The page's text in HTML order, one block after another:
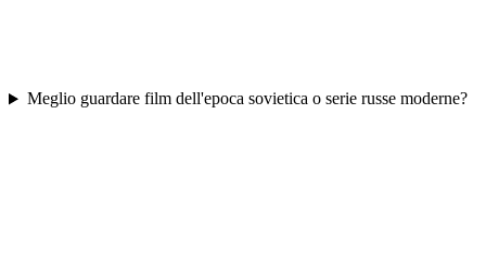
Meglio guardare film dell'epoca sovietica o serie russe moderne?